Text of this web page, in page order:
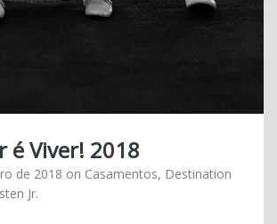
é Viver! 2018
de 2018 on Casamentos, Destination
Jr.